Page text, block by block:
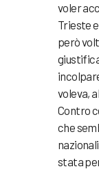
voler
Trieste
però
voleva,
Contro
che
stata